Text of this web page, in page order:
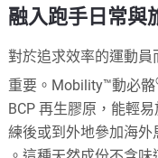
融入跑手日常與
對於追求效率的運動
重要。Mobility™動必骼
BCP 再生膠原，能輕
練後或到外地參加海